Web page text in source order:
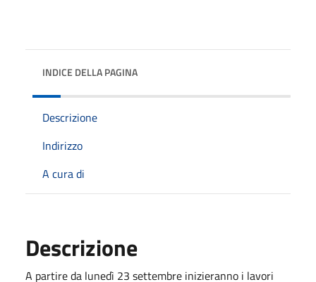
INDICE DELLA PAGINA
Descrizione
Indirizzo
A cura di
Descrizione
A partire da lunedì 23 settembre inizieranno i lavori